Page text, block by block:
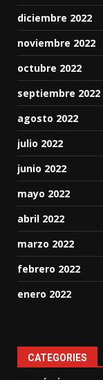
diciembre 2022
noviembre 2022
octubre 2022
septiembre 2022
agosto 2022
julio 2022
junio 2022
mayo 2022
abril 2022
marzo 2022
febrero 2022
enero 2022
CATEGORIES